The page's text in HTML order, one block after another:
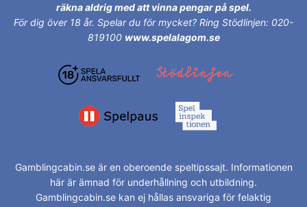
räkna aldrig med att vinna pengar på spel.
För dig över 18 år. Spelar du för mycket? Ring Stödlinjen: 020-
819100 www.spelalagom.se
Gamblingcabin.se är en oberoende speltipssajt. Informationen
här är ämnad för underhållning och utbildning.
Gamblingcabin.se kan ej hållas ansvariga för felaktig